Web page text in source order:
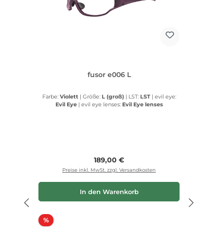
fusor e006 L
Farbe: Violett | Größe: L (groß) | LST: LST | evil eye:
Evil Eye | evil eye lenses: Evil Eye lenses
Regulärer Preis:
189,00 €
Preise inkl. MwSt. zzgl. Versandkosten
In den Warenkorb
%Rabatt